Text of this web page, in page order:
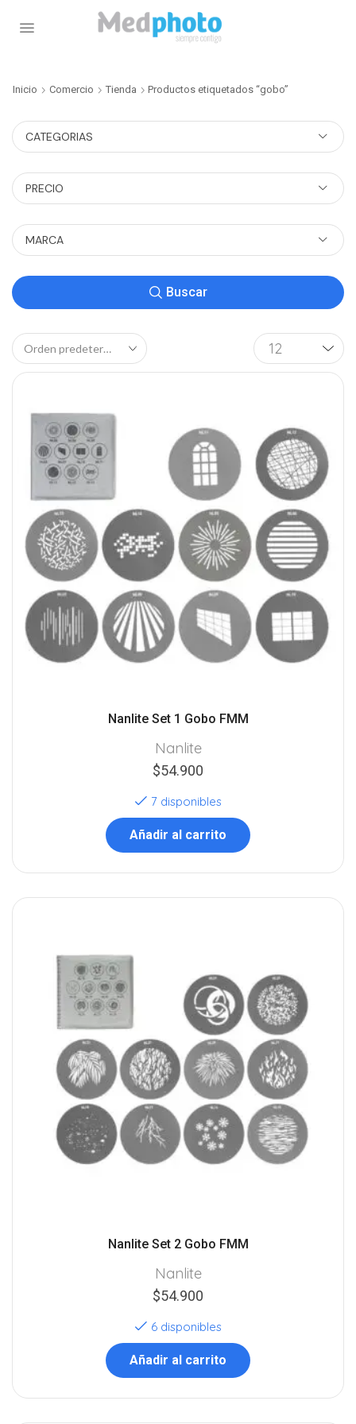
Inicio Comercio Tienda Productos etiquetados “gobo”
CATEGORIAS
PRECIO
MARCA
Buscar
Nanlite Set 1 Gobo FMM
Nanlite
$54.900
7 disponibles
Añadir al carrito
Nanlite Set 2 Gobo FMM
Nanlite
$54.900
6 disponibles
Añadir al carrito